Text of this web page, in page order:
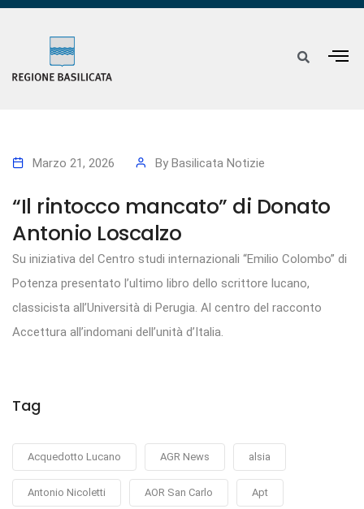
Marzo 21, 2026 By Basilicata Notizie
“Il rintocco mancato” di Donato
Antonio Loscalzo
Su iniziativa del Centro studi internazionali “Emilio Colombo” di
Potenza presentato l’ultimo libro dello scrittore lucano,
classicista all’Università di Perugia. Al centro del racconto
Accettura all’indomani dell’unità d’Italia.
Tag
Acquedotto Lucano AGR News alsia
Antonio Nicoletti AOR San Carlo Apt